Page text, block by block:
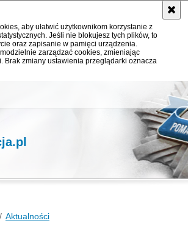
aby ułatwić użytkownikom korzystanie z
Jeśli nie blokujesz tych plików, to
oraz zapisanie w pamięci urządzenia.
zarządzać cookies, zmieniając
Brak zmiany ustawienia przeglądarki oznacza
Aktualności